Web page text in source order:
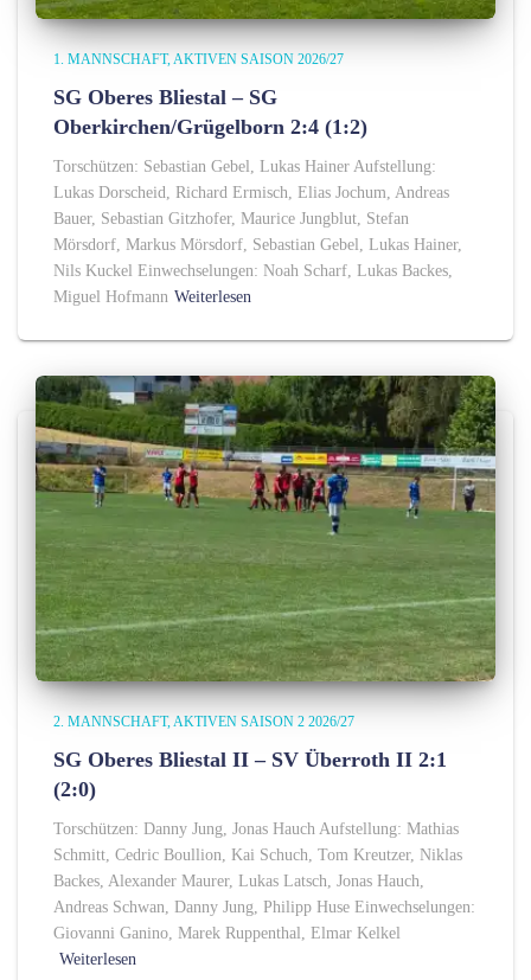
1. MANNSCHAFT AKTIVEN SAISON 2026/27
SG Oberes Bliestal – SG
Oberkirchen/Grügelborn 2:4 (1:2)
Torschützen: Sebastian Gebel, Lukas Hainer Aufstellung:
Lukas Dorscheid, Richard Ermisch, Elias Jochum, Andreas
Bauer, Sebastian Gitzhofer, Maurice Jungblut, Stefan
Mörsdorf, Markus Mörsdorf, Sebastian Gebel, Lukas Hainer,
Nils Kuckel Einwechselungen: Noah Scharf, Lukas Backes,
Miguel Hofmann Weiterlesen
2. MANNSCHAFT AKTIVEN SAISON 2 2026/27
SG Oberes Bliestal II – SV Überroth II 2:1
(2:0)
Torschützen: Danny Jung, Jonas Hauch Aufstellung: Mathias
Schmitt, Cedric Boullion, Kai Schuch, Tom Kreutzer, Niklas
Backes, Alexander Maurer, Lukas Latsch, Jonas Hauch,
Andreas Schwan, Danny Jung, Philipp Huse Einwechselungen:
Giovanni Ganino, Marek Ruppenthal, Elmar Kelkel
Weiterlesen